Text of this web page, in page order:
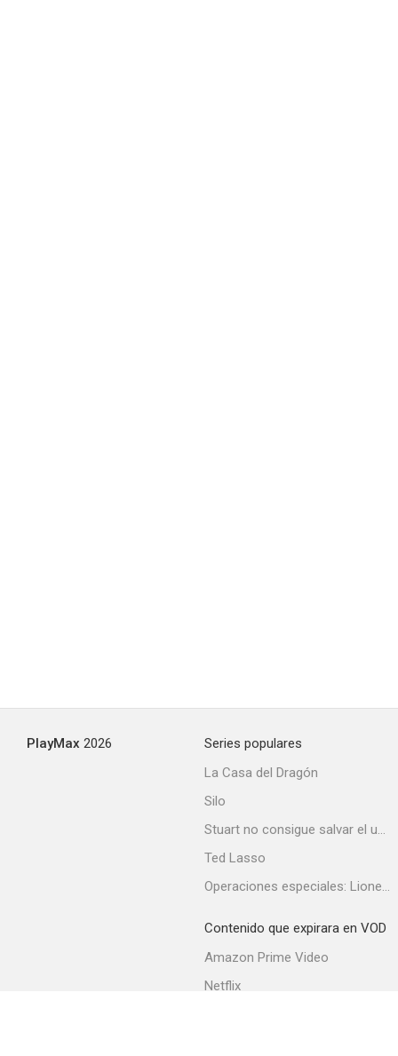
PlayMax 2026
Series populares
La Casa del Dragón
Silo
Stuart no consigue salvar el universo
Ted Lasso
Operaciones especiales: Lioness
Contenido que expirara en VOD
Amazon Prime Video
Netflix